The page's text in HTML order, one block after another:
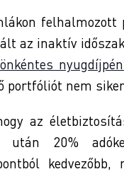
felhalmozott
az inaktív
önkéntes
portfóliót nem
az
20%